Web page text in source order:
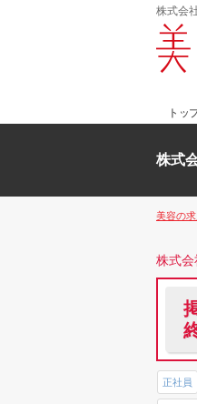
株式会
トッ
株式
美容の求
株式会
正社員